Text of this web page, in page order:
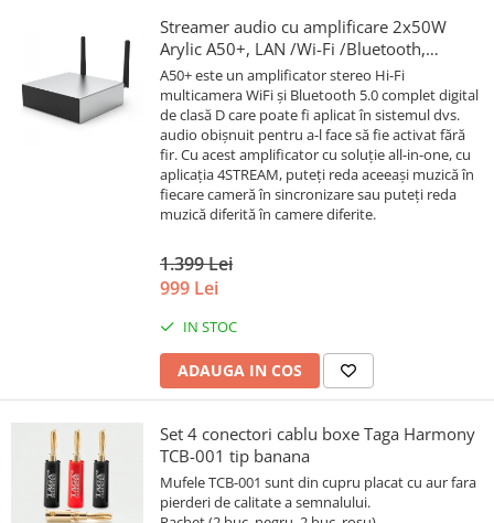
Streamer audio cu amplificare 2x50W
Arylic A50+, LAN /Wi-Fi /Bluetooth,
24bit/192kHz, Multiroom
A50+ este un amplificator stereo Hi-Fi
multicamera WiFi și Bluetooth 5.0 complet digital
de clasă D care poate fi aplicat în sistemul dvs.
audio obișnuit pentru a-l face să fie activat fără
fir. Cu acest amplificator cu soluție all-in-one, cu
aplicația 4STREAM, puteți reda aceeași muzică în
fiecare cameră în sincronizare sau puteți reda
muzică diferită în camere diferite.
1.399 Lei
999 Lei
IN STOC
ADAUGA IN COS
Set 4 conectori cablu boxe Taga Harmony
TCB-001 tip banana
Mufele TCB-001 sunt din cupru placat cu aur fara
pierderi de calitate a semnalului.